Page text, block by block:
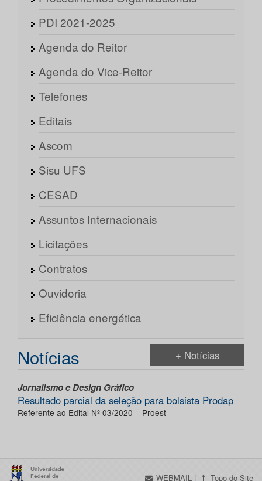
PDI 2021-2025
Agenda do Reitor
Agenda do Vice-Reitor
Telefones
Editais
Ascom
Sisu UFS
CESAD
Assuntos Internacionais
Licitações
Contratos
Ouvidoria
Eficiência energética
Notícias + Notícias
Jornalismo e Design Gráfico
Resultado parcial da seleção para bolsista Prodap
Referente ao Edital Nº 03/2020 – Proest
WEBMAIL | Topo do Site